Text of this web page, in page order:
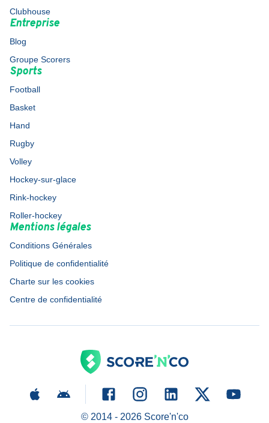
Clubhouse
Entreprise
Blog
Groupe Scorers
Sports
Football
Basket
Hand
Rugby
Volley
Hockey-sur-glace
Rink-hockey
Roller-hockey
Mentions légales
Conditions Générales
Politique de confidentialité
Charte sur les cookies
Centre de confidentialité
© 2014 - 2026Score'n'co